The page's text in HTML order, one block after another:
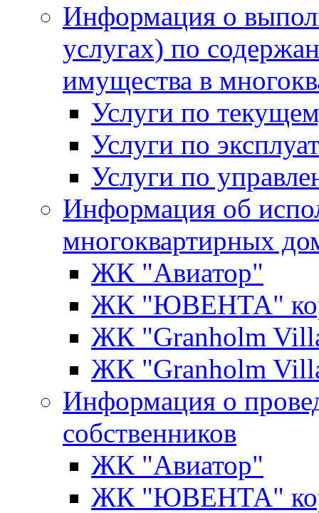
Информация о
услугах) по
имущества в
Услуги по
Услуги по
Услуги по
Информация об
многоквартирных
ЖК "Авиатор"
ЖК "ЮВЕНТА"
ЖК "Granholm
ЖК "Granholm
Информация о
собственников
ЖК "Авиатор"
ЖК "ЮВЕНТА"